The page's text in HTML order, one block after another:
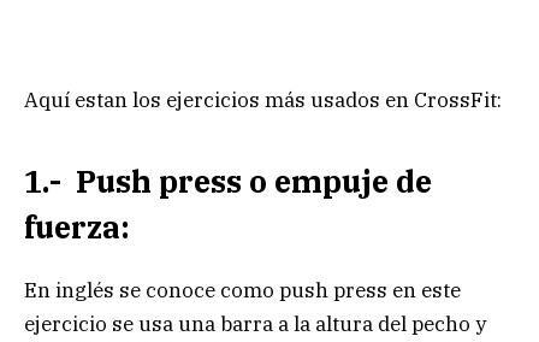
Aquí estan los ejercicios más usados en CrossFit:
1.- Push press o empuje de
fuerza:
En inglés se conoce como push press en este
ejercicio se usa una barra a la altura del pecho y